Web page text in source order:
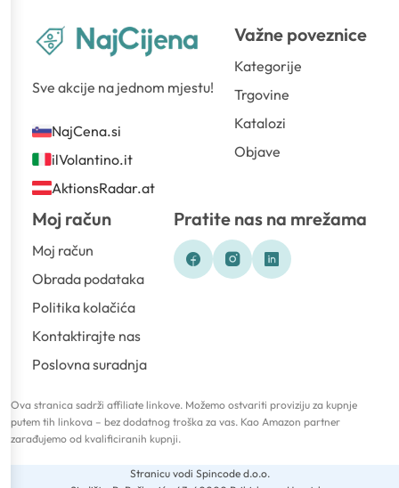
Sve akcije na jednom mjestu!
NajCena.si
ilVolantino.it
AktionsRadar.at
Važne poveznice
Kategorije
Trgovine
Katalozi
Objave
Moj račun
Moj račun
Obrada podataka
Politika kolačića
Kontaktirajte nas
Poslovna suradnja
Pratite nas na mrežama
Ova stranica sadrži affiliate linkove. Možemo ostvariti proviziju za kupnje
putem tih linkova – bez dodatnog troška za vas. Kao Amazon partner
zarađujemo od kvalificiranih kupnji.
Stranicu vodi Spincode d.o.o.